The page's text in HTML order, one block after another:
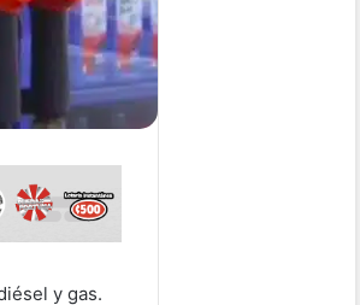
y gas.